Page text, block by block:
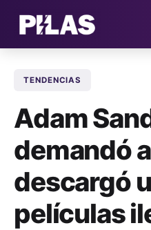
TENDENCIAS
Adam
demandó
descargó
películas